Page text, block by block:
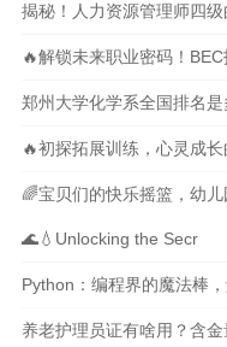
揭秘！人力资源管理师四
🔥解锁未来职业密码！
郑州大学化学系全国排名
🔥初探拓展训练，心灵成
🌈宝贝们的快乐摇篮，幼
🌊💧Unlocking the Secr
Python：编程界的魔法棒
养老护理员证有啥用？含